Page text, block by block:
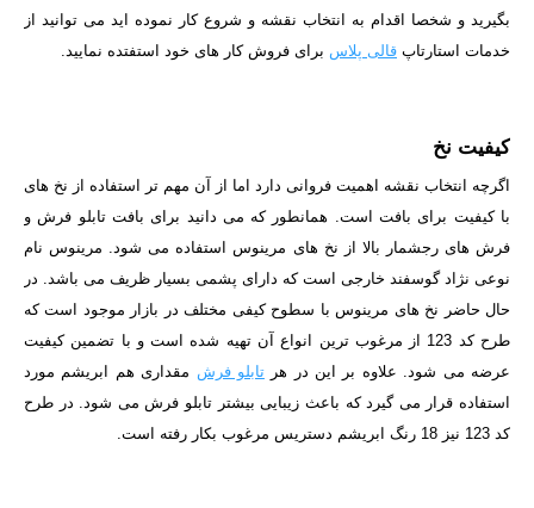
بگیرید و شخصا اقدام به انتخاب نقشه و شروع کار نموده اید می توانید از
خدمات استارتاپ قالی پلاس برای فروش کار های خود استفتده نمایید.
کیفیت نخ
اگرچه انتخاب نقشه اهمیت فروانی دارد اما از آن مهم تر استفاده از نخ های
با کیفیت برای بافت است. همانطور که می دانید برای بافت تابلو فرش و
فرش های رجشمار بالا از نخ های مرینوس استفاده می شود. مرینوس نام
نوعی نژاد گوسفند خارجی است که دارای پشمی بسیار ظریف می باشد. در
حال حاضر نخ های مرینوس با سطوح کیفی مختلف در بازار موجود است که
طرح کد 123 از مرغوب ترین انواع آن تهیه شده است و با تضمین کیفیت
عرضه می شود. علاوه بر این در هرتابلو فرش مقداری هم ابریشم مورد
استفاده قرار می گیرد که باعث زیبایی بیشتر تابلو فرش می شود. در طرح
کد 123 نیز 18 رنگ ابریشم دستریس مرغوب بکار رفته است.